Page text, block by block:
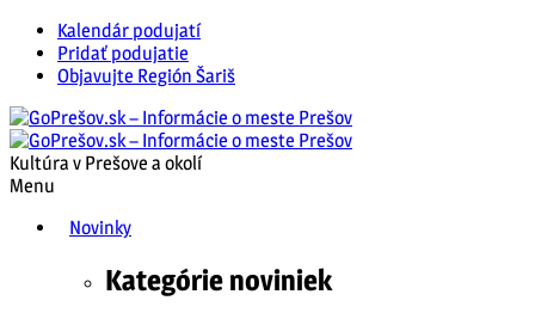
Kalendár podujatí
Pridať podujatie
Objavujte Región Šariš
Kultúra v Prešove a okolí
Menu
Novinky
Kategórie noviniek